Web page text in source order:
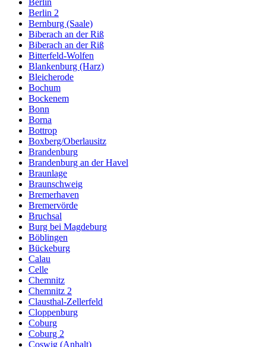
Berlin
Berlin 2
Bernburg (Saale)
Biberach an der Riß
Biberach an der Riß
Bitterfeld-Wolfen
Blankenburg (Harz)
Bleicherode
Bochum
Bockenem
Bonn
Borna
Bottrop
Boxberg/Oberlausitz
Brandenburg
Brandenburg an der Havel
Braunlage
Braunschweig
Bremerhaven
Bremervörde
Bruchsal
Burg bei Magdeburg
Böblingen
Bückeburg
Calau
Celle
Chemnitz
Chemnitz 2
Clausthal-Zellerfeld
Cloppenburg
Coburg
Coburg 2
Coswig (Anhalt)